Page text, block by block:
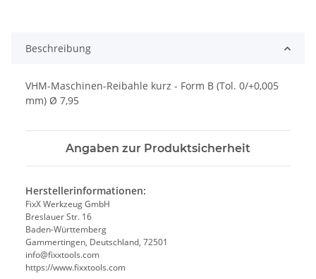
Beschreibung
VHM-Maschinen-Reibahle kurz - Form B (Tol. 0/+0,005
mm) Ø 7,95
Angaben zur Produktsicherheit
Herstellerinformationen:
FixX Werkzeug GmbH
Breslauer Str. 16
Baden-Württemberg
Gammertingen, Deutschland, 72501
info@fixxtools.com
https://www.fixxtools.com